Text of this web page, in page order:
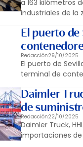
a 163 kilómetros
industriales de la
El puerto
Redacción29/10/2025
El puerto de
terminal de
Daimler
de
Redacción22/10/2025
Daimler Truck,
importaciones